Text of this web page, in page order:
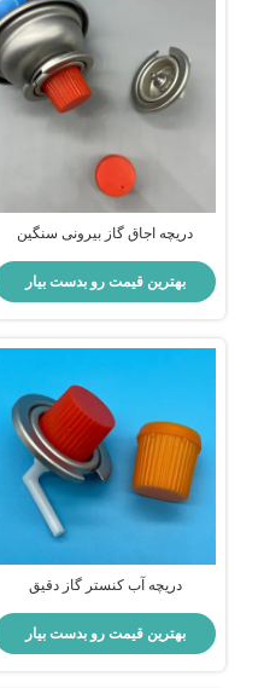
دریچه اجاق گاز بیرونی سنگین
بهترین قیمت رو بدست بیار
دریچه آب کنستر گاز دقیق
بهترین قیمت رو بدست بیار